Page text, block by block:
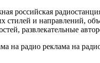
российская
стилей и направлений,
развлекательные